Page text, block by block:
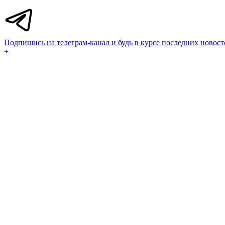
Подпишись на телеграм-канал и будь в курсе последних
+